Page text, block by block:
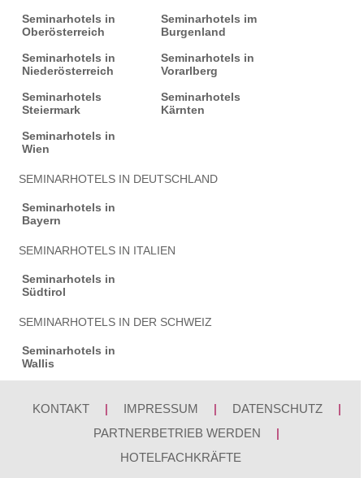
Seminarhotels in
Oberösterreich
Seminarhotels im
Burgenland
Seminarhotels in
Niederösterreich
Seminarhotels in
Vorarlberg
Seminarhotels
Steiermark
Seminarhotels
Kärnten
Seminarhotels in
Wien
SEMINARHOTELS IN DEUTSCHLAND
Seminarhotels in
Bayern
SEMINARHOTELS IN ITALIEN
Seminarhotels in
Südtirol
SEMINARHOTELS IN DER SCHWEIZ
Seminarhotels in
Wallis
KONTAKT | IMPRESSUM | DATENSCHUTZ
|
PARTNERBETRIEB WERDEN
|
HOTELFACHKRÄFTE